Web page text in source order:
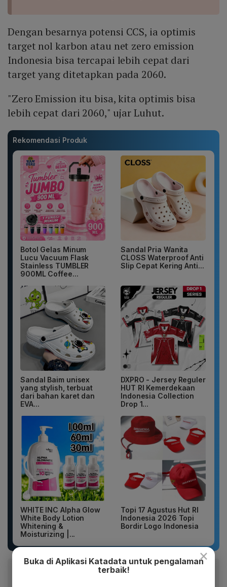
Dengan besarnya potensi CCS, ia optimis
target nol karbon atau net zero emission
Indonesia bisa tercapai lebih cepat dari
target yang ditetapkan pada 2060.
"Zero Emission itu bisa, kita optimis bisa
lebih cepat dari 2060," ujar Luhut.
Rekomendasi Produk
Botol Gelas Minum
Lucu Vacuum Flask
Stainless TUMBLER
900ML Coffee...
Sandal Pria Wanita
CLOSS Waterproof Anti
Slip Cepat Kering Anti...
Sandal Baim unisex
yang stylish, terbuat
dari bahan karet dan
EVA...
DXPRO - Jersey Reguler
HUT RI Kemerdekaan
Indonesia Collection
Drop 1...
WHITE INC Alpha Glow
White Body Lotion
Whitening &
Moisturizing |...
Topi 17 Agustus Hut RI
Indonesia 2026 Topi
Bordir Logo Indonesia
Baca artikel ini lewat aplikasi mobile.
×
Buka di Aplikasi Katadata untuk pengalaman
terbaik!